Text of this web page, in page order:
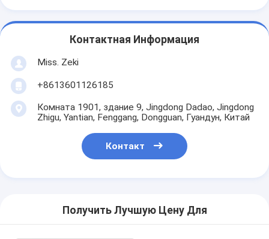
Контактная Информация
Miss. Zeki
+8613601126185
Комната 1901, здание 9, Jingdong Dadao, Jingdong
Zhigu, Yantian, Fenggang, Dongguan, Гуандун, Китай
Контакт
Получить Лучшую Цену Для